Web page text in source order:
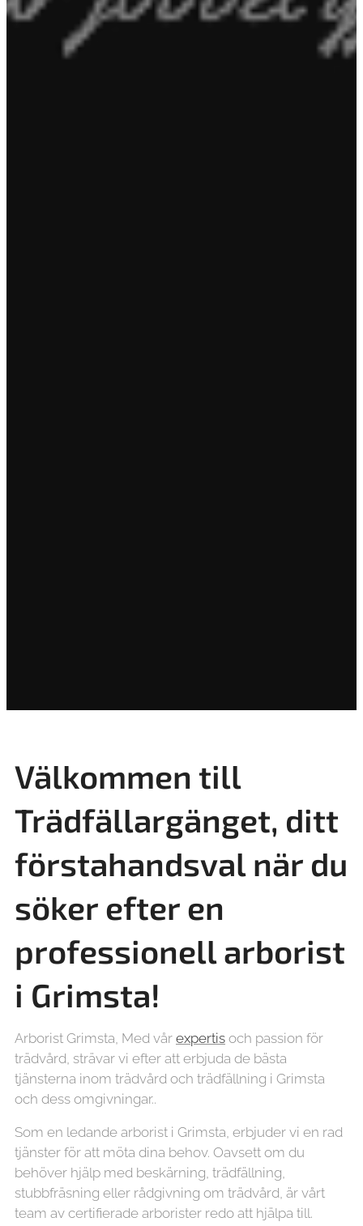
Välkommen till
Trädfällargänget, ditt
förstahandsval när du
söker efter en
professionell arborist
i Grimsta!
Arborist Grimsta, Med vår expertis och passion för
trädvård, strävar vi efter att erbjuda de bästa
tjänsterna inom trädvård och trädfällning i Grimsta
och dess omgivningar..
Som en ledande arborist i Grimsta, erbjuder vi en rad
tjänster för att möta dina behov. Oavsett om du
behöver hjälp med beskärning, trädfällning,
stubbfräsning eller rådgivning om trädvård, är vårt
team av certifierade arborister redo att hjälpa till.